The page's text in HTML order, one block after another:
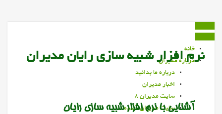
خانه
درباره مديران
درباره ما بدانيد
اخبار مديران
سايت مديران 8
سايت مديران آينده
نرم افزار شبیه سازی رایان مدیران
آشنایی با نرم افزار شبیه سازی رایان